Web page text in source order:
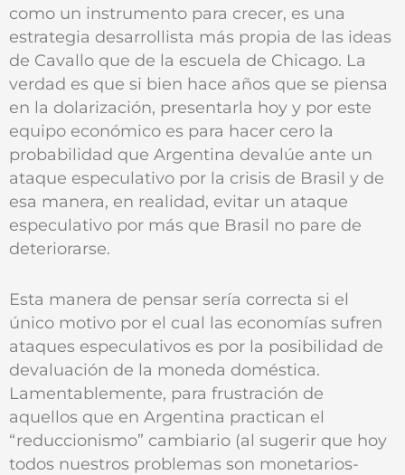
como un instrumento para crecer, es una
estrategia desarrollista más propia de las ideas
de Cavallo que de la escuela de Chicago. La
verdad es que si bien hace años que se piensa
en la dolarización, presentarla hoy y por este
equipo económico es para hacer cero la
probabilidad que Argentina devalúe ante un
ataque especulativo por la crisis de Brasil y de
esa manera, en realidad, evitar un ataque
especulativo por más que Brasil no pare de
deteriorarse.
Esta manera de pensar sería correcta si el
único motivo por el cual las economías sufren
ataques especulativos es por la posibilidad de
devaluación de la moneda doméstica.
Lamentablemente, para frustración de
aquellos que en Argentina practican el
“reduccionismo” cambiario (al sugerir que hoy
todos nuestros problemas son monetarios-